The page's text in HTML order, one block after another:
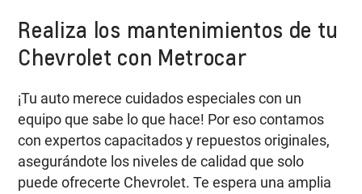
Realiza los mantenimientos de tu
Chevrolet con Metrocar
¡Tu auto merece cuidados especiales con un
equipo que sabe lo que hace! Por eso contamos
con expertos capacitados y repuestos originales,
asegurándote los niveles de calidad que solo
puede ofrecerte Chevrolet. Te espera una amplia